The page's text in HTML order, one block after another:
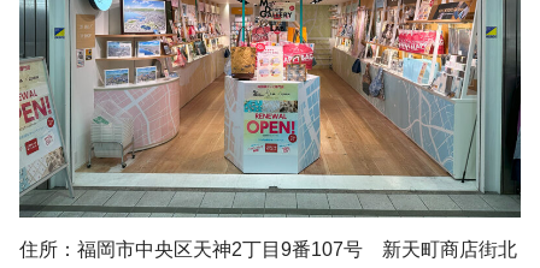
住所：福岡市中央区天神2丁目9番107号 新天町商店街北